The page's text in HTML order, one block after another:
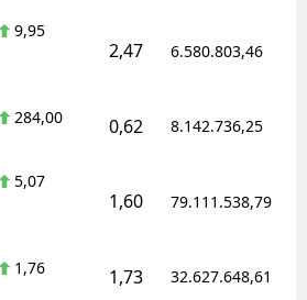
9,95
2,47 6.580.803,46
284,00 0,62 8.142.736,25
5,07
1,60 79.111.538,79
1,76 1,73 32.627.648,61